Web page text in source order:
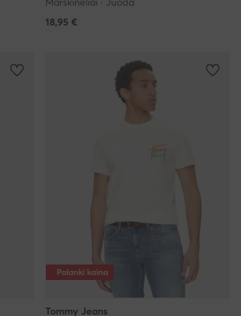
18,95 €
Palanki kaina
Tommy Jeans